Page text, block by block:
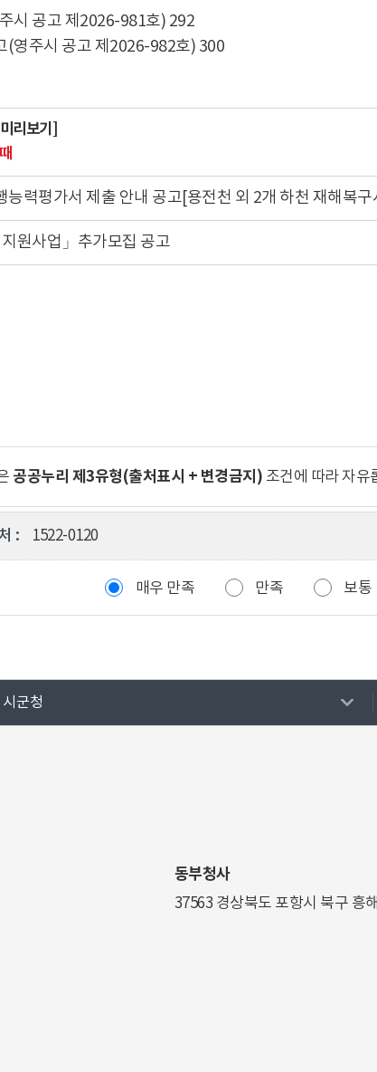
시 공고 제2026-981호) 292
(영주시 공고 제2026-982호) 300
[미리보기]
능력평가서 제출 안내 공고[용전천 외 2개 하천 재해복
원사업」추가모집 공고
공공누리 제3유형(출처표시 + 변경금지) 조건에 따라 자유
: 1522-0120
매우 만족 만족 보통
시군청
동부청사
37563 경상북도 포항시 북구 흥